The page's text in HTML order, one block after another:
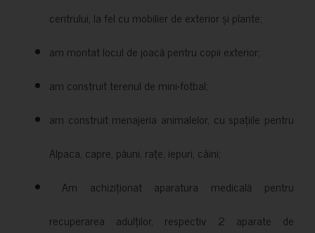
centrului, la fel cu mobilier de exterior și plante;
am montat locul de joacă pentru copii exterior;
am construit terenul de mini-fotbal;
am construit menajeria animalelor, cu spațiile pentru
Alpaca, capre, păuni, rațe, iepuri, câini;
Am achiziționat aparatura medicală pentru
recuperarea adulților, respectiv 2 aparate de